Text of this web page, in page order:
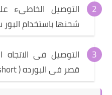
التوصيل الخاطىء
شحنها باستخدام
التوصيل فى
قصر فى البورده ( short)